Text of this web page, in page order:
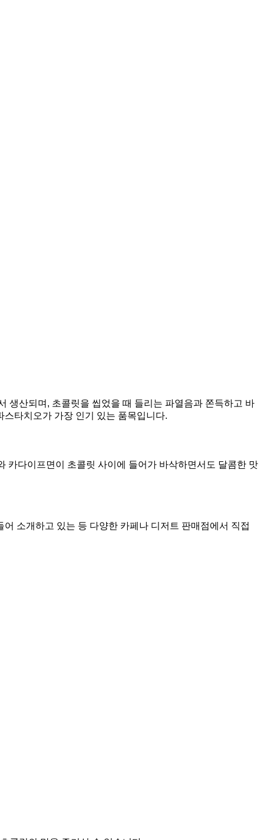
생산되며, 초콜릿을 씹었을 때 들리는 파열음과 쫀득하고 바
타치오가 가장 인기 있는 품목입니다.
카다이프면이 초콜릿 사이에 들어가 바삭하면서도 달콤한 맛
소개하고 있는 등 다양한 카페나 디저트 판매점에서 직접